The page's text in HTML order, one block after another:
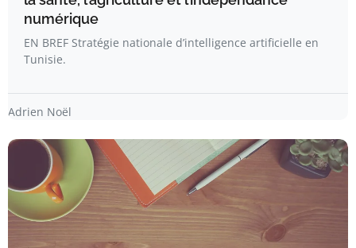
numérique
EN BREF Stratégie nationale d’intelligence artificielle en
Tunisie.
Adrien Noël